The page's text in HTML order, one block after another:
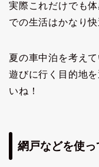
実際これだけでも
での生活はかなり
夏の車中泊を考え
遊びに行く目的地
いね！
網戸などを使